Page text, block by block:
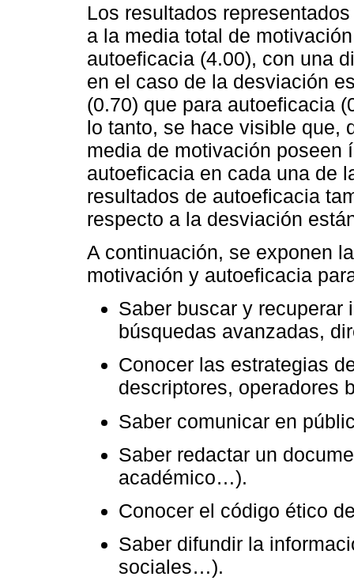
Los resultados
a la media total de
autoeficacia (4.00), con una
en el caso de la desviación
(0.70) que para autoeficacia
lo tanto, se hace visible que,
media de motivación poseen
autoeficacia en cada una de
resultados de autoeficacia
respecto a la desviación
A continuación, se exponen
motivación y autoeficacia
Saber buscar y recuperar
búsquedas avanzadas,
Conocer las estrategias
descriptores, operadores
Saber comunicar en
Saber redactar un
académico…).
Conocer el código ético
Saber difundir la
sociales…).